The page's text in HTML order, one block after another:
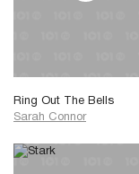
Ring Out The Bells
Sarah Connor